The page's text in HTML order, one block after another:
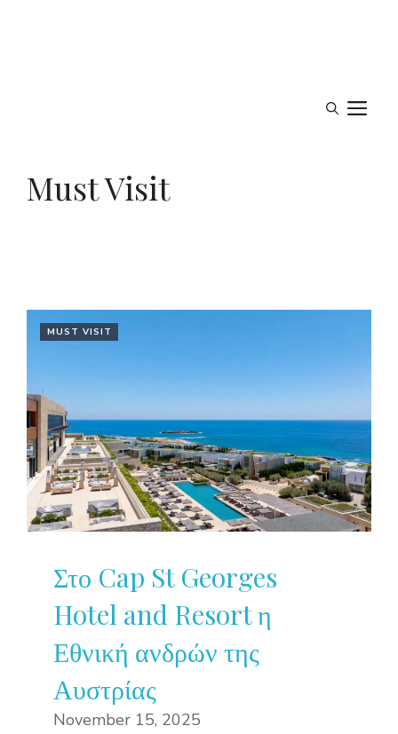
Must Visit
MUST VISIT
Στο Cap St Georges
Hotel and Resort η
Εθνική ανδρών της
Αυστρίας
November 15, 2025